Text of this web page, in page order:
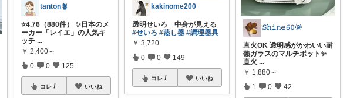
tanton🪴
⭐4.76（880件） ✨日本のメ
ーカー「レイエ」の人気キ
ッチ ...
￥ 2,400～
0 0 125
コレ いいね
kakinome200
透明せいろ 中身が見える
#せいろ #蒸し器 #調理器具
￥ 3,720
0 0 149
コレ いいね
𝚂𝚑𝚒𝚗𝚎𝟼𝟶🌞
直火OK 透明感がかわいい耐
熱ガラスのマルチポット✨
直火 ...
￥ 1,880～
1 0 42